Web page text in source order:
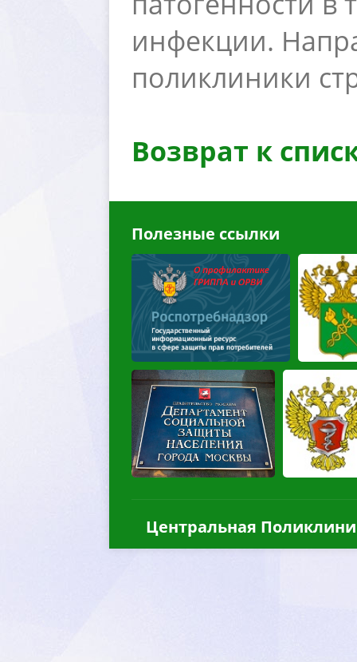
инфекции.
поликлиники
озврат к
Полезные ссылки
Центральная